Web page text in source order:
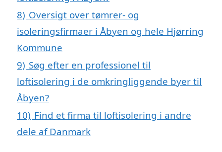
8) Oversigt over tømrer- og
isoleringsfirmaer i Åbyen og hele Hjørring
Kommune
9) Søg efter en professionel til
loftisolering i de omkringliggende byer til
Åbyen?
10) Find et firma til loftisolering i andre
dele af Danmark